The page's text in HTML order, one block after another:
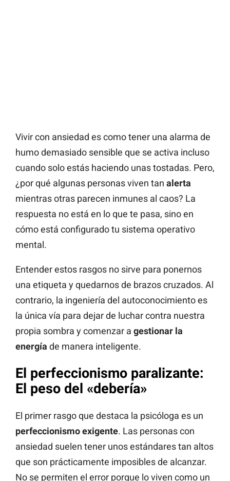
Vivir con ansiedad es como tener una alarma de
humo demasiado sensible que se activa incluso
cuando solo estás haciendo unas tostadas. Pero,
¿por qué algunas personas viven tan alerta
mientras otras parecen inmunes al caos? La
respuesta no está en lo que te pasa, sino en
cómo está configurado tu sistema operativo
mental.
Entender estos rasgos no sirve para ponernos
una etiqueta y quedarnos de brazos cruzados. Al
contrario, la ingeniería del autoconocimiento es
la única vía para dejar de luchar contra nuestra
propia sombra y comenzar a gestionar la
energía de manera inteligente.
El perfeccionismo paralizante:
El peso del «debería»
El primer rasgo que destaca la psicóloga es un
perfeccionismo exigente. Las personas con
ansiedad suelen tener unos estándares tan altos
que son prácticamente imposibles de alcanzar.
No se permiten el error porque lo viven como un